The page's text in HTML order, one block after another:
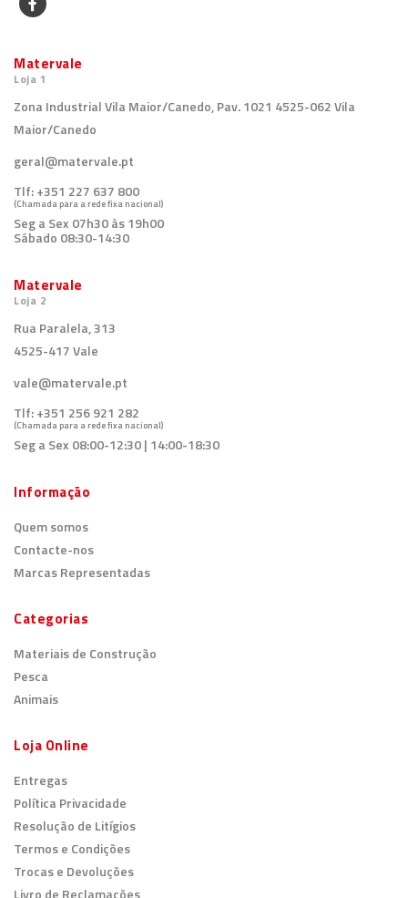
Matervale
Loja 1
Zona Industrial Vila Maior/Canedo, Pav. 1021 4525-062 Vila
Maior/Canedo
geral@matervale.pt
Tlf:+351 227 637 800
(Chamada para a rede fixa nacional)
Seg a Sex 07h30 às 19h00
Sábado 08:30-14:30
Matervale
Loja 2
Rua Paralela, 313
4525-417 Vale
vale@matervale.pt
Tlf:+351 256 921 282
(Chamada para a rede fixa nacional)
Seg a Sex 08:00-12:30 | 14:00-18:30
Informação
Quem somos
Contacte-nos
Marcas Representadas
Categorias
Materiais de Construção
Pesca
Animais
Loja Online
Entregas
Política Privacidade
Resolução de Litígios
Termos e Condições
Trocas e Devoluções
Livro de Reclamações